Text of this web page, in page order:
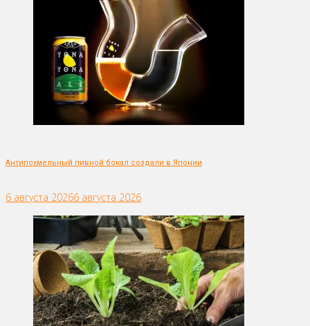
Антипохмельный пивной бокал создали в Японии
6 августа 20266 августа 2026